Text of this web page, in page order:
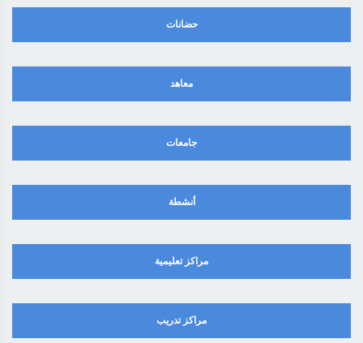
حضانات
معاهد
جامعات
أنشطة
مراكز تعليمية
مراكز تدريب